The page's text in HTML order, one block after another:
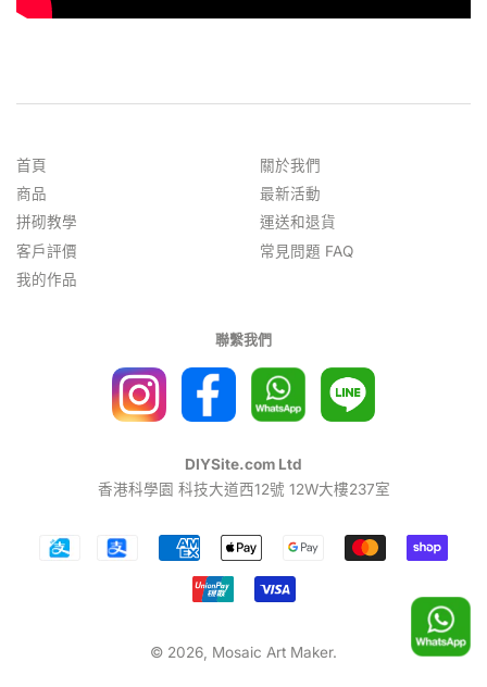
首頁
商品
拼砌教學
客戶評價
我的作品
關於我們
最新活動
運送和退貨
常見問題 FAQ
聯繫我們
DIYSite.com Ltd
香港科學園 科技大道西12號 12W大樓237室
付
款
圖
© 2026, Mosaic Art Maker.